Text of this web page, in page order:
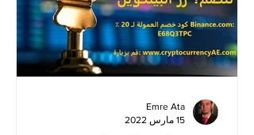
Emre Ata
15 مارس 2022